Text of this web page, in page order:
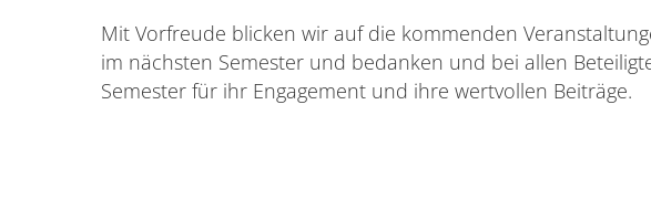
Mit Vorfreude blicken wir auf die kommenden
im nächsten Semester und bedanken und bei allen
Semester für ihr Engagement und ihre wertvollen Beiträge.